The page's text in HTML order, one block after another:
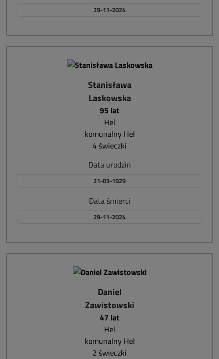
29-11-2024
Stanisława
Laskowska
95 lat
Hel
komunalny Hel
4 świeczki
Data urodzin
21-03-1929
Data śmierci
29-11-2024
Daniel
Zawistowski
47 lat
Hel
komunalny Hel
2 świeczki